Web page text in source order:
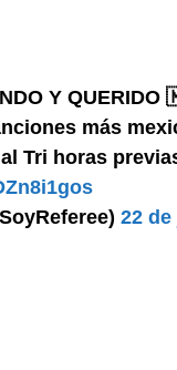
Y
más
al Tri horas
22